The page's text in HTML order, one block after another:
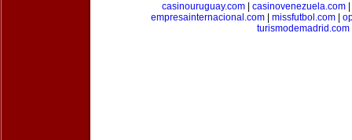
casinouruguay.com| casinovenezuela.com|
empresainternacional.com| missfutbol.com|
turismodemadrid.com